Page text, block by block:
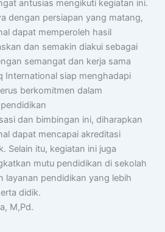
antusias mengikuti kegiatan ini.
dengan persiapan yang matang,
dapat memperoleh hasil
dan semakin diakui sebagai
semangat dan kerja sama
International siap menghadapi
berkomitmen dalam
dan bimbingan ini, diharapkan
dapat mencapai akreditasi
Selain itu, kegiatan ini juga
mutu pendidikan di sekolah
layanan pendidikan yang lebih
didik.
M,Pd.